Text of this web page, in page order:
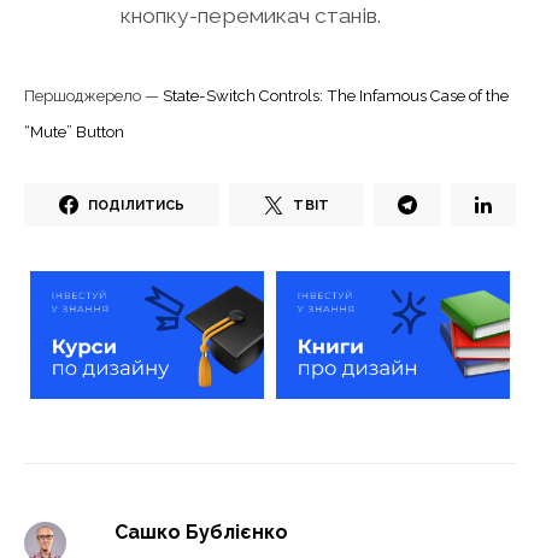
кнопку-перемикач станів.
Першоджерело — State-Switch Controls: The Infamous Case of the
“Mute” Button
ПОДІЛИТИСЬ ТВІТ
Сашко Бублієнко